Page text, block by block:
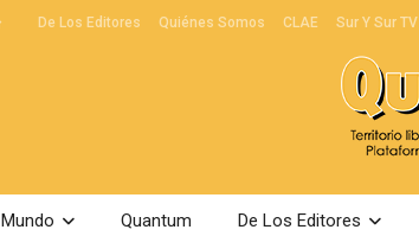
De Los Editores Quiénes Somos CLAE Sur Y Sur TV
Mundo Quantum De Los Editores